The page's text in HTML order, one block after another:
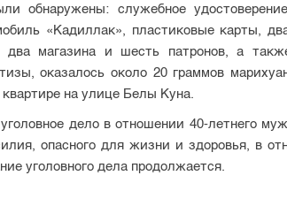
обнаружены: служебное
«Кадиллак», пластиковые карты,
магазина и шесть патронов, а
оказалось около 20 граммов
на улице Белы Куна.
дело в отношении 40-летнего
опасного для жизни и здоровья, в
уголовного дела продолжается.